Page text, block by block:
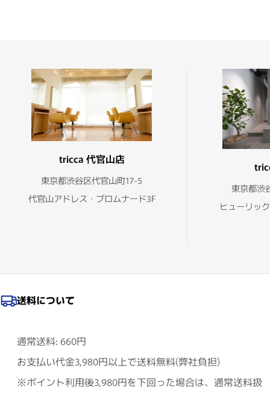
tricca 代官山店
東京都渋谷区代官山町17-5
代官山アドレス・プロムナード3F
東京都渋
ヒューリッ
送料について
通常送料: 660円
お支払い代金3,980円以上で送料無料(弊社負担)
※ポイント利用後3,980円を下回った場合は、通常送料扱